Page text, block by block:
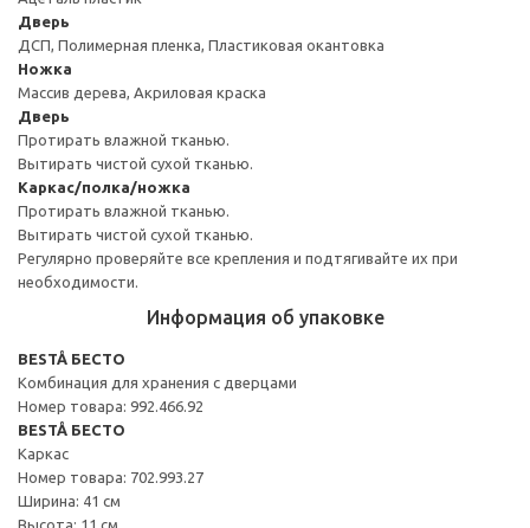
Дверь
ДСП, Полимерная пленка, Пластиковая окантовка
Ножка
Массив дерева, Акриловая краска
Дверь
Протирать влажной тканью.
Вытирать чистой сухой тканью.
Каркас/полка/ножка
Протирать влажной тканью.
Вытирать чистой сухой тканью.
Регулярно проверяйте все крепления и подтягивайте их при
необходимости.
Информация об упаковке
BESTÅ БЕСТО
Комбинация для хранения с дверцами
Номер товара: 992.466.92
BESTÅ БЕСТО
Каркас
Номер товара: 702.993.27
Ширина: 41 см
Высота: 11 см